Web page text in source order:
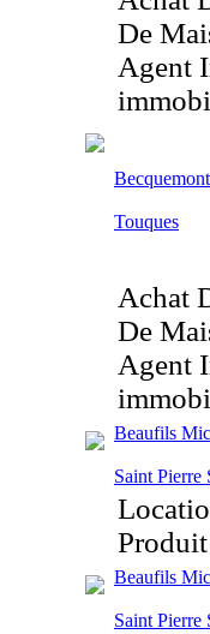
De
Agent
Touques
Achat
De
Agent
Beaufils
Saint Pierre
Beaufils
Saint Pierre